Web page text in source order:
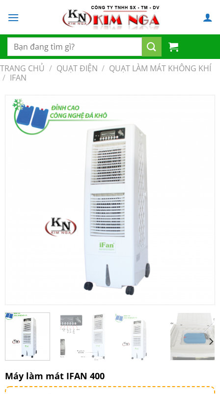
đến
dung
Tìm
kiếm:
TRANG CHỦ / QUẠT ĐIỆN / QUẠT LÀM MÁT KHÔNG KHÍ
/ IFAN
Máy làm mát IFAN 400